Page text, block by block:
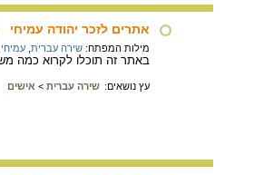
אתרים לזכר יהודה עמיחי
מילות המפתח: שירה עברית
באתר זה תוכלו לקרוא כמה
עץ נושאים: שירה עברית > אישים